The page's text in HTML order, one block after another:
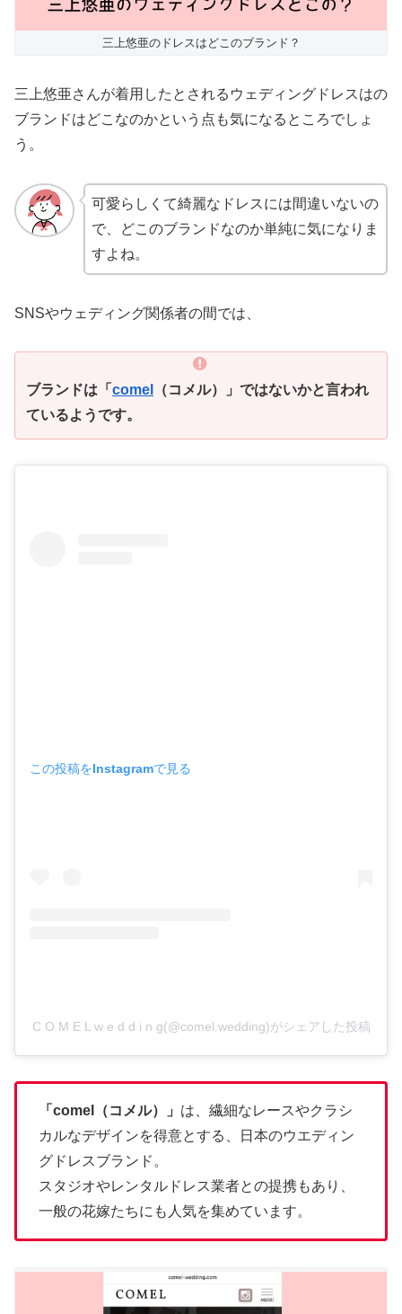
三上悠亜のドレスはどこのブランド？
三上悠亜さんが着用したとされるウェディングドレスはの
ブランドはどこなのかという点も気になるところでしょ
う。
可愛らしくて綺麗なドレスには間違いないの
で、どこのブランドなのか単純に気になりま
すよね。
SNSやウェディング関係者の間では、
ブランドは「 comel
（コメル）」ではないかと言われ
ているようです。
この投稿をInstagramで見る
C O M E L w e d d i n g(@comel.wedding)がシェアした投稿
「comel（コメル）」 は、繊細なレースやクラシ
カルなデザインを得意とする、日本のウエディン
グドレスブランド。
スタジオやレンタルドレス業者との提携もあり、
一般の花嫁たちにも人気を集めています。